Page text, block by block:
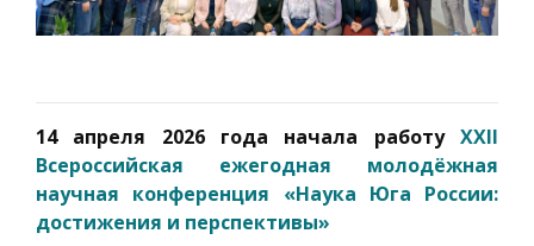
14 апреля 2026 года начала работу XXII
Всероссийская ежегодная молодёжная
научная конференция «Наука Юга России:
достижения и перспективы»